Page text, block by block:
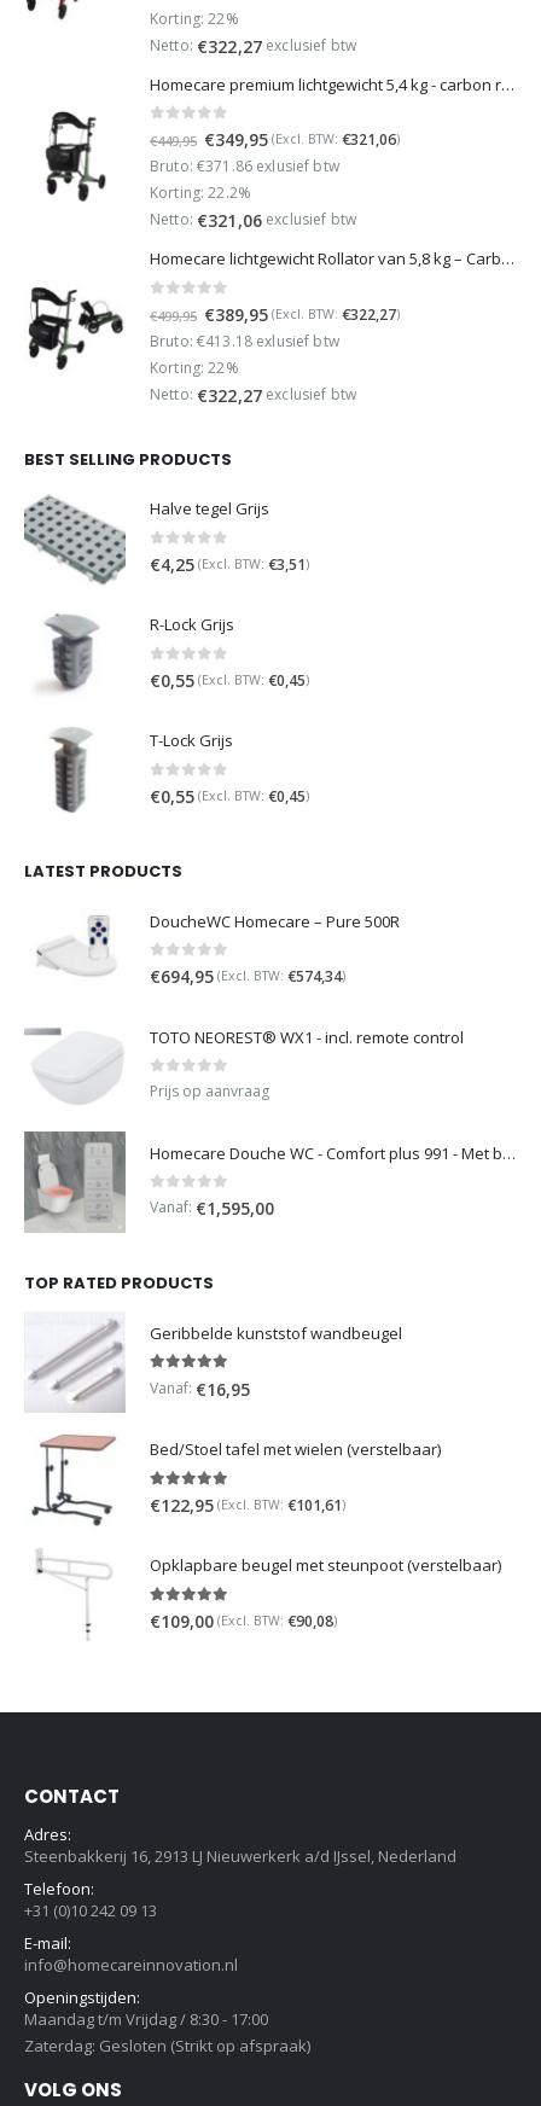
was:
€499,95. €389,95.
Korting: 22%
Netto: €322,27exclusief btw
Homecare premium lichtgewicht 5,4 kg - carbon rollator - 150 kg draaggewicht - Opvouwbaar - Groen - incl stokhouder
out of 5
€449,95 Oorspronkelijke
prijs
was:
€449,95.
€349,95Huidige
prijs
€349,95.
(Excl. BTW: €321,06)
Bruto: €371.86 exlusief btw
Korting: 22.2%
Netto: €321,06exclusief btw
Homecare lichtgewicht Rollator van 5,8 kg – Carbon rollator tot 150 kg draaggewicht – Dubbel opvouwbaar en inclusief reistas - Groen
out of 5
€499,95 Oorspronkelijke
prijs
was:
€499,95.
€389,95Huidige
prijs
€389,95.
(Excl. BTW: €322,27)
Bruto: €413.18 exlusief btw
Korting: 22%
Netto: €322,27exclusief btw
BEST SELLING PRODUCTS
Halve tegel Grijs
0 out of 5
€4,25 (Excl. BTW: €3,51)
R-Lock Grijs
0 out of 5
€0,55 (Excl. BTW: €0,45)
T-Lock Grijs
0 out of 5
€0,55 (Excl. BTW: €0,45)
LATEST PRODUCTS
DoucheWC Homecare – Pure 500R
0 out of 5
€694,95 (Excl. BTW: €574,34)
TOTO NEOREST® WX1 - incl. remote control
0 out of 5
Prijs op aanvraag
Homecare Douche WC - Comfort plus 991 - Met brilverwarming
0 out of 5
Vanaf: €1,595,00
TOP RATED PRODUCTS
Geribbelde kunststof wandbeugel
5.00out of 5
Vanaf: €16,95
Bed/Stoel tafel met wielen (verstelbaar)
€122,95 (Excl. BTW: €101,61)
Opklapbare beugel met steunpoot (verstelbaar)
€109,00 (Excl. BTW: €90,08)
CONTACT
Adres:
Steenbakkerij 16, 2913 LJ Nieuwerkerk a/d IJssel, Nederland
Telefoon:
+31 (0)10 242 09 13
E-mail:
info@homecareinnovation.nl
Openingstijden:
Maandag t/m Vrijdag / 8:30 - 17:00
Zaterdag: Gesloten (Strikt op afspraak)
VOLG ONS